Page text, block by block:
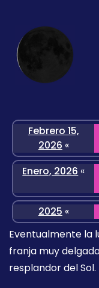
Febrero 15,
2026 «
Enero, 2026 «
2025 «
Eventualmente la
franja muy
resplandor del Sol.